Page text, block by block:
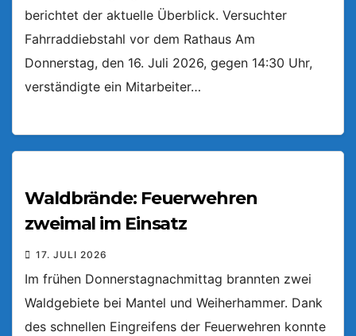
berichtet der aktuelle Überblick. Versuchter
Fahrraddiebstahl vor dem Rathaus Am
Donnerstag, den 16. Juli 2026, gegen 14:30 Uhr,
verständigte ein Mitarbeiter…
Waldbrände: Feuerwehren
zweimal im Einsatz
17. JULI 2026
Im frühen Donnerstagnachmittag brannten zwei
Waldgebiete bei Mantel und Weiherhammer. Dank
des schnellen Eingreifens der Feuerwehren konnte